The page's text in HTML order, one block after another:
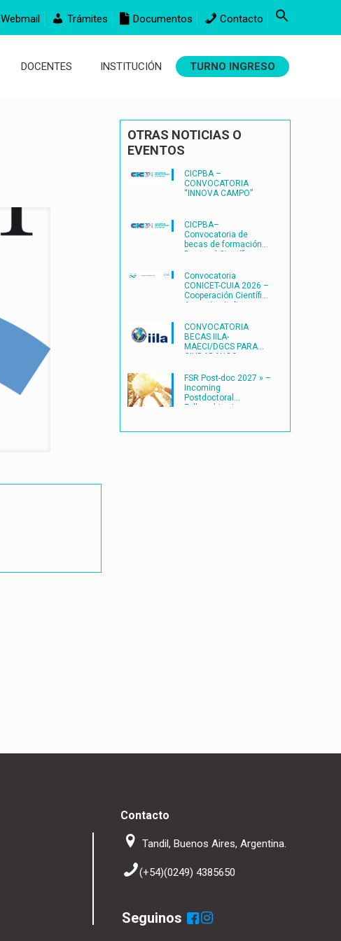
Webmail Trámites Documentos Contacto
DOCENTES INSTITUCIÓN TURNO INGRESO
OTRAS NOTICIAS O
EVENTOS
CICPBA –
CONVOCATORIA
“INNOVA CAMPO”
CICPBA–
Convocatoria de
becas de formación
Doctoral Científico-
FORMACIÓN
DOCTORAL
CIENTÍFICO-
TECNOLÓGICAS2027
Convocatoria
CONICET-CUIA 2026 –
Cooperación Científica
Argentina-Italia
CONVOCATORIA
BECAS IILA-
MAECI/DGCS PARA
CIUDADANOS
(2027) en ITALIA
FSR Post-doc 2027 » –
Incoming
Postdoctoral
Fellowships |
Contacto
Tandil, Buenos Aires, Argentina.
(+54)(0249) 4385650
Seguinos